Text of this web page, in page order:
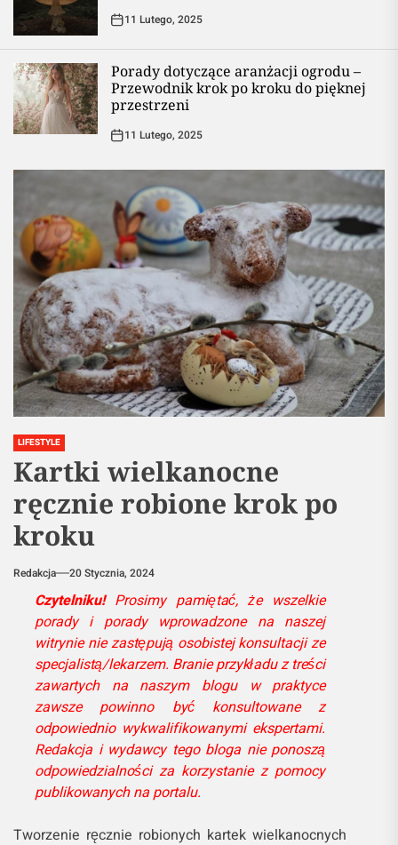
11 Lutego, 2025
Porady dotyczące aranżacji ogrodu –
Przewodnik krok po kroku do pięknej
przestrzeni
11 Lutego, 2025
LIFESTYLE
Kartki wielkanocne
ręcznie robione krok po
kroku
Redakcja 20 Stycznia, 2024
Czytelniku!Prosimy pamiętać, że wszelkie
porady i porady wprowadzone na naszej
witrynie nie zastępują osobistej konsultacji ze
specjalistą/lekarzem. Branie przykładu z treści
zawartych na naszym blogu w praktyce
zawsze powinno być konsultowane z
odpowiednio wykwalifikowanymi ekspertami.
Redakcja i wydawcy tego bloga nie ponoszą
odpowiedzialności za korzystanie z pomocy
publikowanych na portalu.
Tworzenie ręcznie robionych kartek wielkanocnych